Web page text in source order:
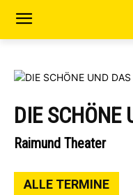
DIE SCHÖNE
Raimund Theater
ALLE TERMINE